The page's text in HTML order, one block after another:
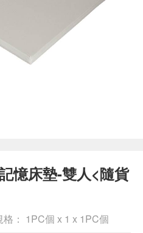
憶床墊-雙人<隨貨
： 1PC個 x 1 x 1PC個